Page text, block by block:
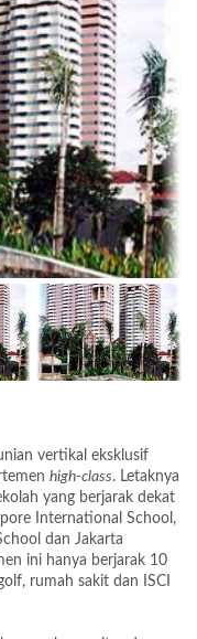
vertikal eksklusif
high-class. Letaknya
yang berjarak dekat
International School,
dan Jakarta
ini hanya berjarak 10
rumah sakit dan ISCI